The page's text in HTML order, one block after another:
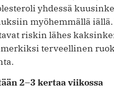
yhdessä
myöhemmällä iällä.
riskin lähes
terveellinen
2–3 kertaa viikossa